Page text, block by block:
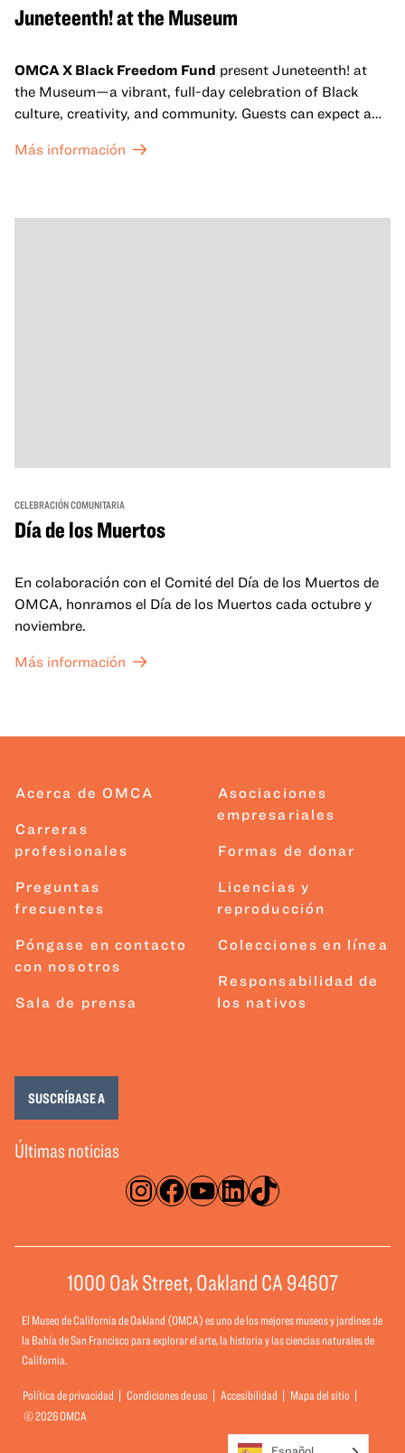
Juneteenth! at the Museum
OMCA X Black Freedom Fund present Juneteenth! at
the Museum—a vibrant, full-day celebration of Black
culture, creativity, and community. Guests can expect a
sets from boundary-pushing artists, delicious offerings
move, make, and connect in celebration of Black culture.
Más información
CELEBRACIÓN COMUNITARIA
Día de los Muertos
En colaboración con el Comité del Día de los Muertos de
OMCA, honramos el Día de los Muertos cada octubre y
noviembre.
Más información
Acerca de OMCA
Carreras
profesionales
Preguntas
frecuentes
Póngase en contacto
con nosotros
Sala de prensa
Asociaciones
empresariales
Formas de donar
Licencias y
reproducción
Colecciones en línea
Responsabilidad de
los nativos
Instagram
Facebook
YouTube
LinkedIn
TikTok
Últimas noticias
SUSCRÍBASE A
1000 Oak Street, Oakland CA 94607
El Museo de California de Oakland (OMCA) es uno de los mejores museos y jardines de
la Bahía de San Francisco para explorar el arte, la historia y las ciencias naturales de
California.
Política de privacidad Condiciones de uso Accesibilidad
Mapa del sitio
© 2026 OMCA